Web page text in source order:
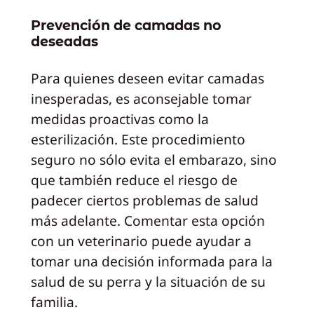
Prevención de camadas no
deseadas
Para quienes deseen evitar camadas
inesperadas, es aconsejable tomar
medidas proactivas como la
esterilización. Este procedimiento
seguro no sólo evita el embarazo, sino
que también reduce el riesgo de
padecer ciertos problemas de salud
más adelante. Comentar esta opción
con un veterinario puede ayudar a
tomar una decisión informada para la
salud de su perra y la situación de su
familia.